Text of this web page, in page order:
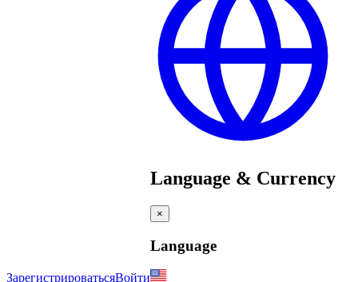
ЗарегистрироватьсяВойти
Language & Currency
×
Language